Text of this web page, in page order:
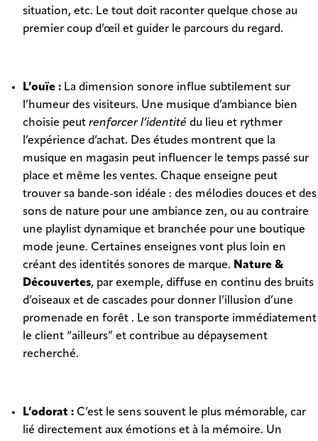
situation, etc. Le tout doit raconter quelque chose au
premier coup d’œil et guider le parcours du regard.
L’ouïe : La dimension sonore influe subtilement sur
l’humeur des visiteurs. Une musique d’ambiance bien
choisie peut renforcer l’identité du lieu et rythmer
l’expérience d’achat. Des études montrent que la
musique en magasin peut influencer le temps passé sur
place et même les ventes. Chaque enseigne peut
trouver sa bande-son idéale : des mélodies douces et des
sons de nature pour une ambiance zen, ou au contraire
une playlist dynamique et branchée pour une boutique
mode jeune. Certaines enseignes vont plus loin en
créant des identités sonores de marque. Nature &
Découvertes, par exemple, diffuse en continu des bruits
d’oiseaux et de cascades pour donner l’illusion d’une
promenade en forêt . Le son transporte immédiatement
le client “ailleurs” et contribue au dépaysement
recherché.
L’odorat : C’est le sens souvent le plus mémorable, car
lié directement aux émotions et à la mémoire. Un